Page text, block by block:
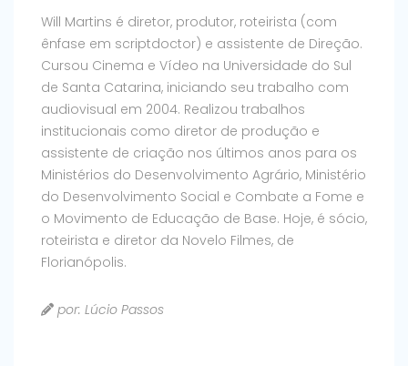
Will Martins é diretor, produtor, roteirista (com
ênfase em scriptdoctor) e assistente de Direção.
Cursou Cinema e Vídeo na Universidade do Sul
de Santa Catarina, iniciando seu trabalho com
audiovisual em 2004. Realizou trabalhos
institucionais como diretor de produção e
assistente de criação nos últimos anos para os
Ministérios do Desenvolvimento Agrário, Ministério
do Desenvolvimento Social e Combate a Fome e
o Movimento de Educação de Base. Hoje, é sócio,
roteirista e diretor da Novelo Filmes, de
Florianópolis.
por: Lúcio Passos